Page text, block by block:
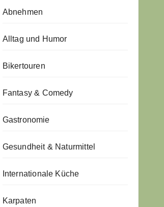
Abnehmen
Alltag und Humor
Bikertouren
Fantasy & Comedy
Gastronomie
Gesundheit & Naturmittel
Internationale Küche
Karpaten